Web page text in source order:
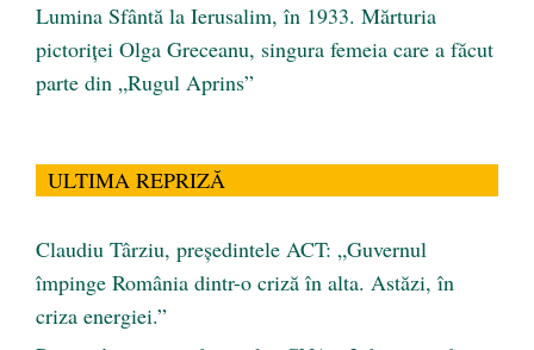
Lumina Sfântă la Ierusalim, în 1933. Mărturia
pictoriței Olga Greceanu, singura femeia care a făcut
parte din „Rugul Aprins”
ULTIMA REPRIZĂ
Claudiu Târziu, președintele ACT: „Guvernul
împinge România dintr-o criză în alta. Astăzi, în
criza energiei.”